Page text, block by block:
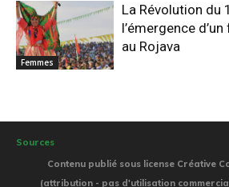
Femmes
La Révolution du
l’émergence
au Rojava
Sources
Contenu publié sous license Créative
(attribution - pas d'utilisation